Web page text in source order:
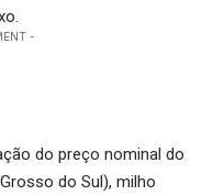
-
do preço nominal do
do Sul), milho